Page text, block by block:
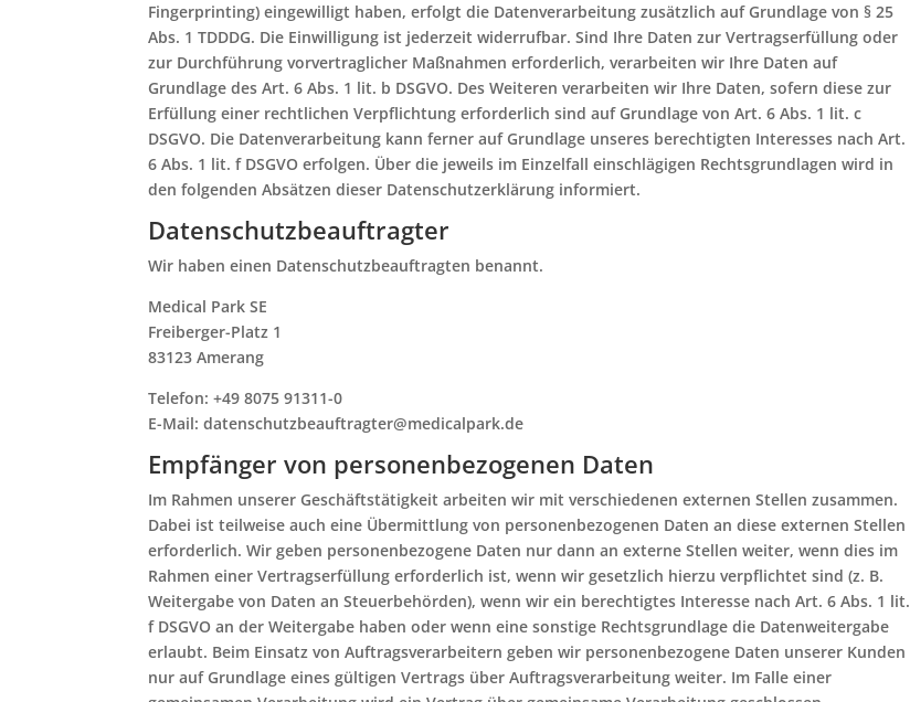
Fingerprinting) eingewilligt haben, erfolgt die Datenverarbeitung zusätzlich auf Grundlage von § 25
Abs. 1 TDDDG. Die Einwilligung ist jederzeit widerrufbar. Sind Ihre Daten zur Vertragserfüllung oder
zur Durchführung vorvertraglicher Maßnahmen erforderlich, verarbeiten wir Ihre Daten auf
Grundlage des Art. 6 Abs. 1 lit. b DSGVO. Des Weiteren verarbeiten wir Ihre Daten, sofern diese zur
Erfüllung einer rechtlichen Verpflichtung erforderlich sind auf Grundlage von Art. 6 Abs. 1 lit. c
DSGVO. Die Datenverarbeitung kann ferner auf Grundlage unseres berechtigten Interesses nach Art.
6 Abs. 1 lit. f DSGVO erfolgen. Über die jeweils im Einzelfall einschlägigen Rechtsgrundlagen wird in
den folgenden Absätzen dieser Datenschutzerklärung informiert.
Datenschutz­beauftragter
Wir haben einen Datenschutzbeauftragten benannt.
Medical Park SE
Freiberger-Platz 1
83123 Amerang
Telefon: +49 8075 91311-0
E-Mail: datenschutzbeauftragter@medicalpark.de
Empfänger von personenbezogenen Daten
Im Rahmen unserer Geschäftstätigkeit arbeiten wir mit verschiedenen externen Stellen zusammen.
Dabei ist teilweise auch eine Übermittlung von personenbezogenen Daten an diese externen Stellen
erforderlich. Wir geben personenbezogene Daten nur dann an externe Stellen weiter, wenn dies im
Rahmen einer Vertragserfüllung erforderlich ist, wenn wir gesetzlich hierzu verpflichtet sind (z. B.
Weitergabe von Daten an Steuerbehörden), wenn wir ein berechtigtes Interesse nach Art. 6 Abs. 1 lit.
f DSGVO an der Weitergabe haben oder wenn eine sonstige Rechtsgrundlage die Datenweitergabe
erlaubt. Beim Einsatz von Auftragsverarbeitern geben wir personenbezogene Daten unserer Kunden
nur auf Grundlage eines gültigen Vertrags über Auftragsverarbeitung weiter. Im Falle einer